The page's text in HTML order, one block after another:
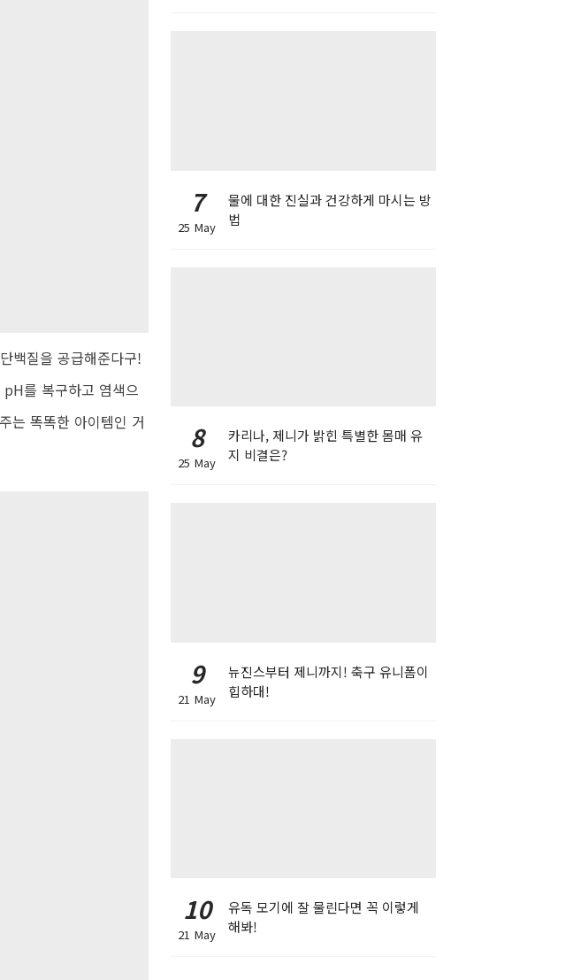
백질을 공급해준다구!
를 복구하고 염색으
는 똑똑한 아이템인 거
7
25 May
물에 대한 진실과 건강하게 마시는 방
법
8
25 May
카리나, 제니가 밝힌 특별한 몸매 유
지 비결은?
9
21 May
뉴진스부터 제니까지! 축구 유니폼이
힙하대!
10
21 May
유독 모기에 잘 물린다면 꼭 이렇게
해봐!